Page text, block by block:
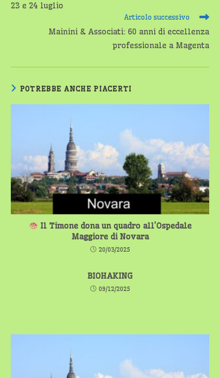
23 e 24 luglio
Articolo successivo
Mainini & Associati: 60 anni di eccellenza
professionale a Magenta
POTREBBE ANCHE PIACERTI
Il Timone dona un quadro all’Ospedale
Maggiore di Novara
20/03/2025
BIOHAKING
09/12/2025